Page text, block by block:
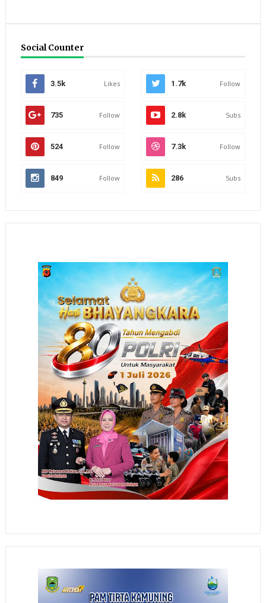
Social Counter
3.5k Likes 1.7k Follow
735 Follow 2.8k Subs
524 Follow 7.3k Follow
849 Follow 286 Subs